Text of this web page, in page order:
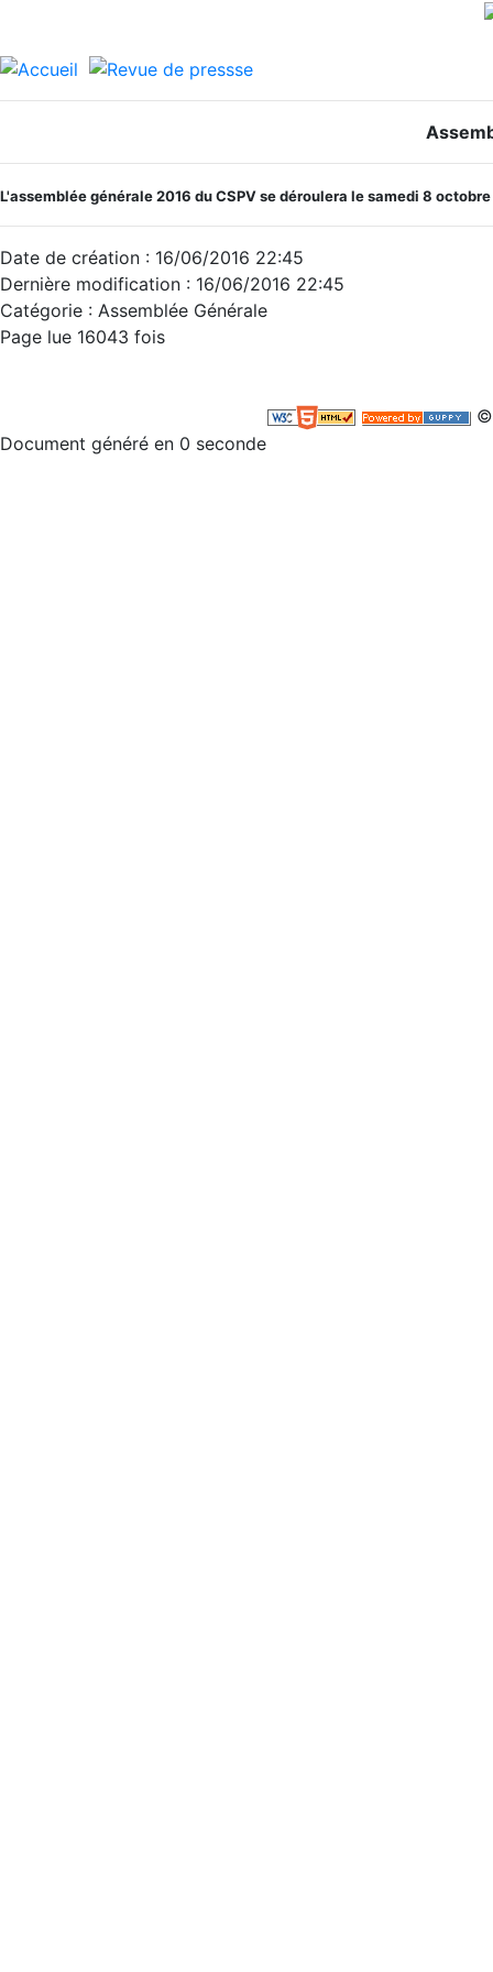
L'assemblée générale 2016 du CSPV se déroulera le samedi 8
Date de création : 16/06/2016 22:45
Dernière modification : 16/06/2016 22:45
Catégorie : Assemblée Générale
Page lue 16043 fois
©
Document généré en 0 seconde